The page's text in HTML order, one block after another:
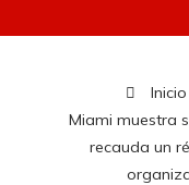
Inicio
Miami muestra
recauda un